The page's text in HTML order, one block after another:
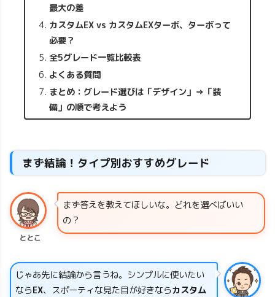
最大の差
カスタムEX vs カスタムEXターボ、ターボって
必要？
全5グレード一覧比較表
よくある質問
まとめ：グレード選びは「デザイン」→「装
備」の順で考えよう
まず結論！タイプ別おすすめグレード
ととこ
まず答えを教えてほしいな。どれを選べばいい
の？
じゃあ先に結論から言うね。シンプルに使いたい
ならEX、スポーティな見た目が好きならカスタム